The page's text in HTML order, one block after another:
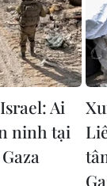
Ai
ninh tại